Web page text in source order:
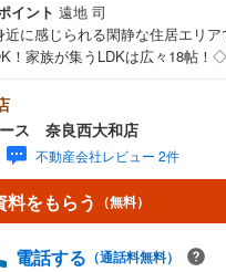
イント 遠地 司
近に感じられる閑静な住居エリ
！家族が集うLDKは広々18帖！
！・今から見たい！というお声に
宅ローンもお任せください！◇・
銀行・都市銀行・信用金庫etc）
～（審査内容により異なります
キャンペーン対象店舗 ◇◇ ----当
とPayPayボーナスライトがもら
「見学予約をする」からエント
ス 奈良西大和店
不動産会社レビュー 2件
料をもらう （無料）
電話する （通話料無料）